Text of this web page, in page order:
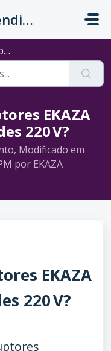
EKAZA Central Atendimento
EKAZA
220 V?
Modificado em
por EKAZA
EKAZA
220 V?